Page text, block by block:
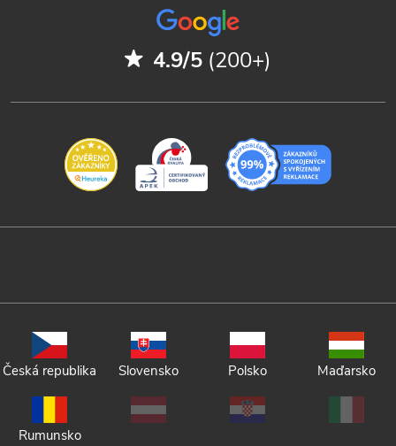
4.9/5 (200+)
Česká republika Slovensko Polsko Maďarsko
Rumunsko